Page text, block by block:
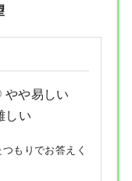
やや易しい
しい
もりでお答えく